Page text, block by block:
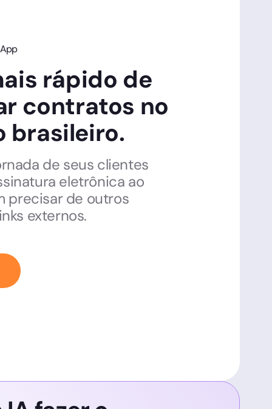
rápido de
contratos no
brasileiro.
de seus clientes
eletrônica ao
precisar de outros
externos.